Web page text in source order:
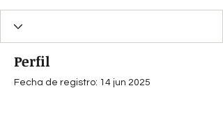
Perfil
Fecha de registro: 14 jun 2025